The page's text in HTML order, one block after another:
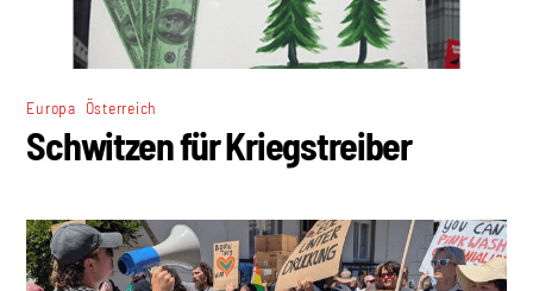
Europa Österreich
Schwitzen für Kriegstreiber